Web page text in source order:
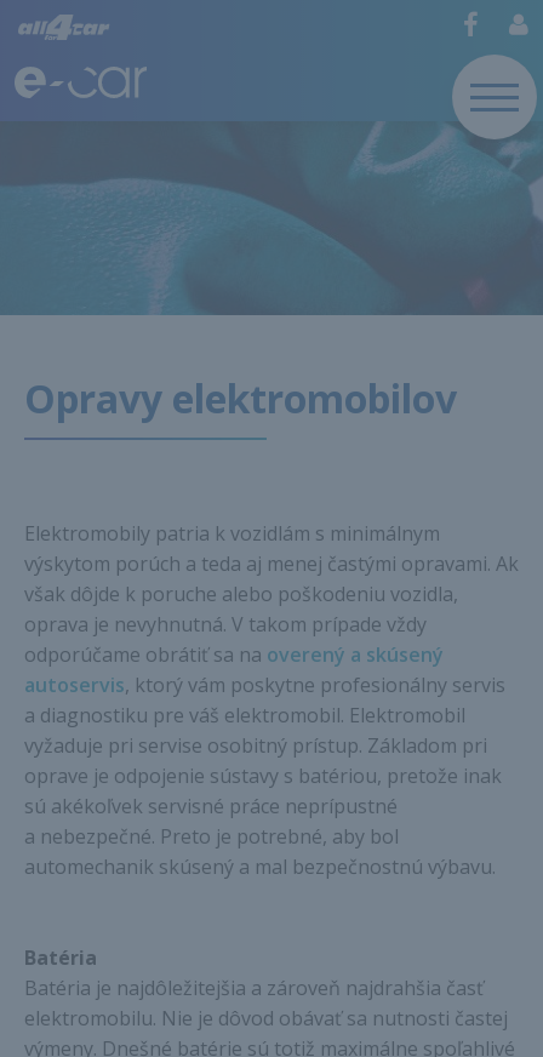
Opravy elektromobilov
Elektromobily patria k vozidlám s minimálnym
výskytom porúch a teda aj menej častými opravami. Ak
však dôjde k poruche alebo poškodeniu vozidla,
oprava je nevyhnutná. V takom prípade vždy
odporúčame obrátiť sa na overený a skúsený
autoservis, ktorý vám poskytne profesionálny servis
a diagnostiku pre váš elektromobil. Elektromobil
vyžaduje pri servise osobitný prístup. Základom pri
oprave je odpojenie sústavy s batériou, pretože inak
sú akékoľvek servisné práce neprípustné
a nebezpečné. Preto je potrebné, aby bol
automechanik skúsený a mal bezpečnostnú výbavu.
Batéria
Batéria je najdôležitejšia a zároveň najdrahšia časť
elektromobilu. Nie je dôvod obávať sa nutnosti častej
výmeny. Dnešné batérie sú totiž maximálne spoľahlivé